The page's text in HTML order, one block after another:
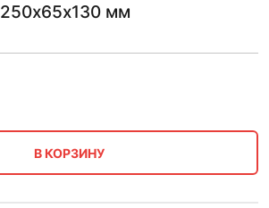
250х65х130 мм
В КОРЗИНУ